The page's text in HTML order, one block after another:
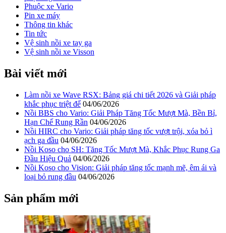
Phuộc xe Vario
Pin xe máy
Thông tin khác
Tin tức
Vệ sinh nồi xe tay ga
Vệ sinh nồi xe Visson
Bài viết mới
Làm nồi xe Wave RSX: Bảng giá chi tiết 2026 và Giải pháp
khắc phục triệt để 04/06/2026
Nồi BBS cho Vario: Giải Pháp Tăng Tốc Mượt Mà, Bền Bỉ,
Hạn Chế Rung Rần 04/06/2026
Nồi HIRC cho Vario: Giải pháp tăng tốc vượt trội, xóa bỏ ì
ạch ga đầu 04/06/2026
Nồi Koso cho SH: Tăng Tốc Mượt Mà, Khắc Phục Rung Ga
Đầu Hiệu Quả 04/06/2026
Nồi Koso cho Vision: Giải pháp tăng tốc mạnh mẽ, êm ái và
loại bỏ rung đầu 04/06/2026
Sản phẩm mới